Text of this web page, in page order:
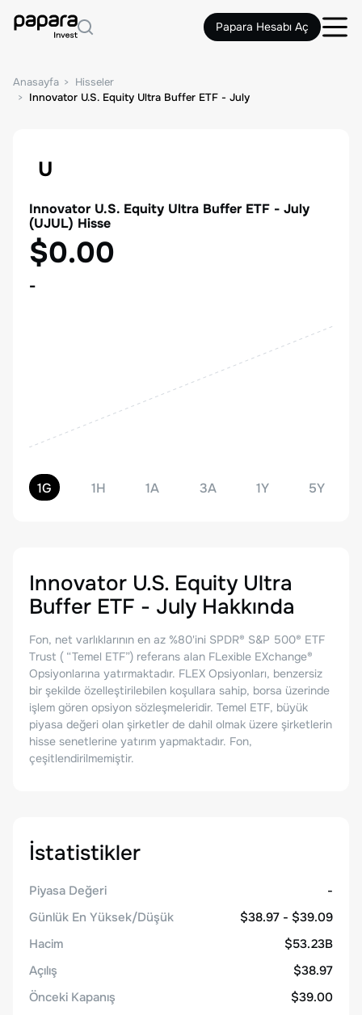
Papara Hesabı Aç
Anasayfa
Hisseler
Innovator U.S. Equity Ultra Buffer ETF - July
U
Innovator U.S. Equity Ultra Buffer ETF - July
(UJUL) Hisse
$0.00
-
1G 1H 1A 3A 1Y 5Y
Innovator U.S. Equity Ultra
Buffer ETF - July Hakkında
Fon, net varlıklarının en az %80'ini SPDR® S&P 500® ETF
Trust ( “Temel ETF”) referans alan FLexible EXchange®
Opsiyonlarına yatırmaktadır. FLEX Opsiyonları, benzersiz
bir şekilde özelleştirilebilen koşullara sahip, borsa üzerinde
işlem gören opsiyon sözleşmeleridir. Temel ETF, büyük
piyasa değeri olan şirketler de dahil olmak üzere şirketlerin
hisse senetlerine yatırım yapmaktadır. Fon,
çeşitlendirilmemiştir.
İstatistikler
Piyasa Değeri
-
Günlük En Yüksek/Düşük
$38.97 - $39.09
Hacim
$53.23B
Açılış
$38.97
Önceki Kapanış
$39.00